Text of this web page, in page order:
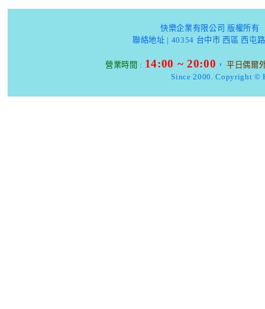
快樂企業有限公司 版權所
聯絡地址 | 40354 台中市 西區 西屯
營業時間 : 14:00 ~ 20:00 ， 平日偶爾
Since 2000. Copyright ©